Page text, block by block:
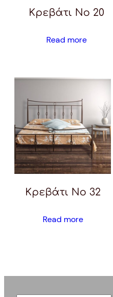
Κρεβάτι Νο 20
Read more
Κρεβάτι Νο 32
Read more